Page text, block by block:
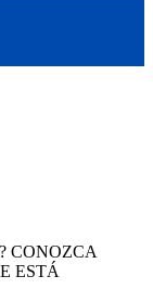
CONOZCA
ESTÁ